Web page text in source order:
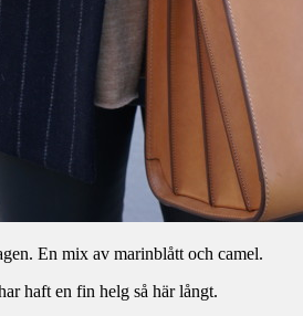
En mix av marinblått och camel.
haft en fin helg så här långt.